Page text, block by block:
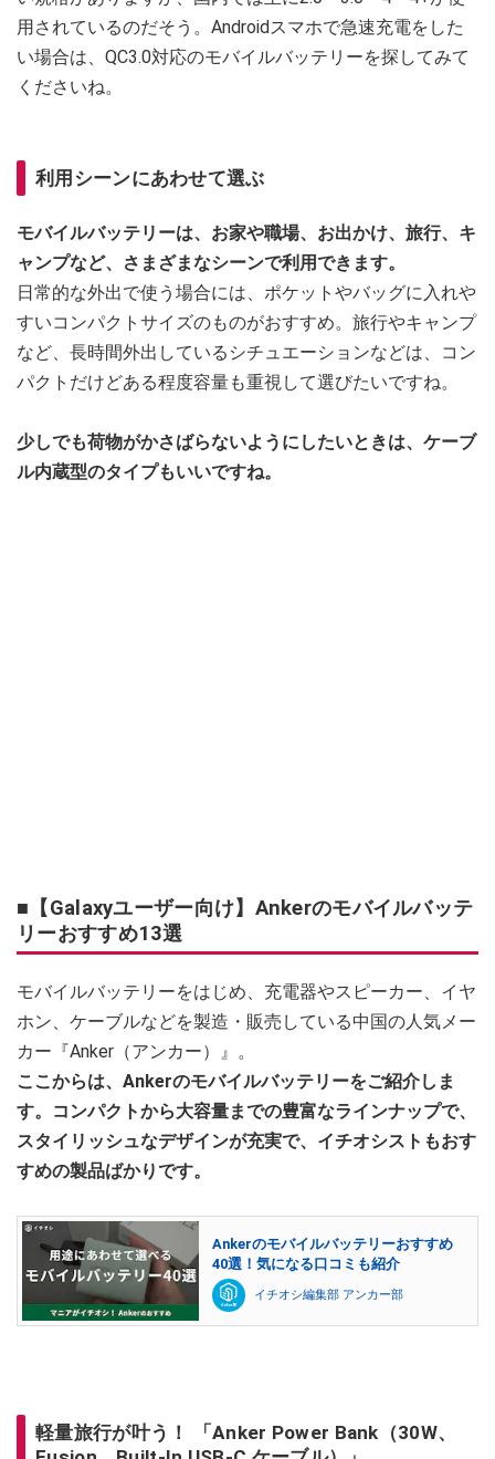
用されているのだそう。Androidスマホで急速充電をした
い場合は、QC3.0対応のモバイルバッテリーを探してみて
くださいね。
利用シーンにあわせて選ぶ
モバイルバッテリーは、お家や職場、お出かけ、旅行、キ
ャンプなど、さまざまなシーンで利用できます。
日常的な外出で使う場合には、ポケットやバッグに入れや
すいコンパクトサイズのものがおすすめ。旅行やキャンプ
など、長時間外出しているシチュエーションなどは、コン
パクトだけどある程度容量も重視して選びたいですね。
少しでも荷物がかさばらないようにしたいときは、ケーブ
ル内蔵型のタイプもいいですね。
■【Galaxyユーザー向け】Ankerのモバイルバッテ
リーおすすめ13選
モバイルバッテリーをはじめ、充電器やスピーカー、イヤ
ホン、ケーブルなどを製造・販売している中国の人気メー
カー『Anker（アンカー）』。
ここからは、Ankerのモバイルバッテリーをご紹介しま
す。コンパクトから大容量までの豊富なラインナップで、
スタイリッシュなデザインが充実で、イチオシストもおす
すめの製品ばかりです。
Ankerのモバイルバッテリーおすすめ
40選！気になる口コミも紹介
イチオシ編集部 アンカー部
軽量旅行が叶う！ 「Anker Power Bank（30W、